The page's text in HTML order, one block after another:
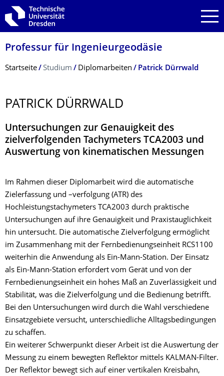
Zur Hauptnavigation springen
Zur Suche springen
Zum Inhalt springen
Professur für Ingenieurgeodäsie
Breadcrumb-Menü
Startseite Studium Diplomarbeiten Patrick Dürrwald
PATRICK DÜRRWALD
Untersuchungen zur Genauigkeit des
zielverfolgenden Tachymeters TCA2003 und
Auswertung von kinematischen Messungen
Im Rahmen dieser Diplomarbeit wird die automatische
Zielerfassung und –verfolgung (ATR) des
Hochleistungstachymeters TCA2003 durch praktische
Untersuchungen auf ihre Genauigkeit und Praxistauglichkeit
hin untersucht. Die automatische Zielverfolgung ermöglicht
im Zusammenhang mit der Fernbedienungseinheit RCS1100
weiterhin die Anwendung als Ein-Mann-Station. Der Einsatz
als Ein-Mann-Station erfordert vom Gerät und von der
Fernbedienungseinheit ein hohes Maß an Zuverlässigkeit und
Stabilität, was die Zielverfolgung und die Bedienung betrifft.
Bei den Untersuchungen wird durch die Wahl verschiedene
Einsatzgebiete versucht, unterschiedliche Alltagsbedingungen
zu schaffen.
Ein weiterer Schwerpunkt dieser Arbeit ist die Auswertung der
Messung zu einem bewegten Reflektor mittels KALMAN-Filter.
Der Reflektor bewegt sich auf einer vertikalen Kreisbahn,